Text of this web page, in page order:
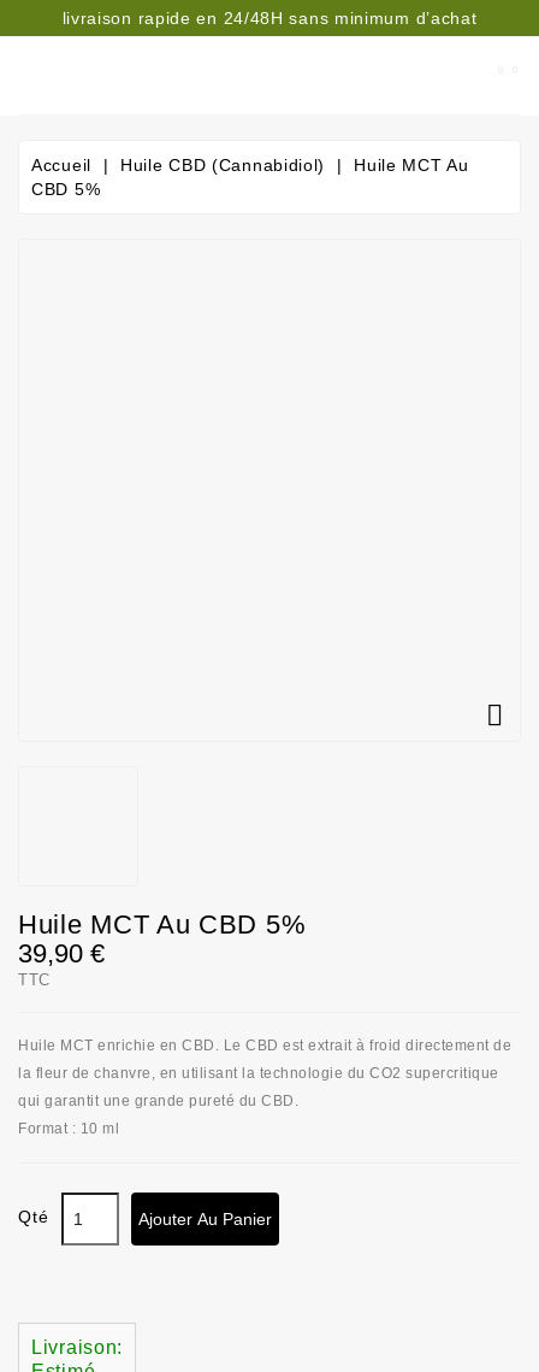
livraison rapide en 24/48H sans minimum d’achat
CATÉGORIE
Accueil Huile CBD (cannabidiol)
Huile MCT Au
CBD 5%

Huile MCT Au CBD 5%
39,90 €
TTC
Huile MCT enrichie en CBD. Le CBD est extrait à froid directement de
la fleur de chanvre, en utilisant la technologie du CO2 supercritique
qui garantit une grande pureté du CBD.
Format : 10 ml
Qté Ajouter Au Panier
Livraison: